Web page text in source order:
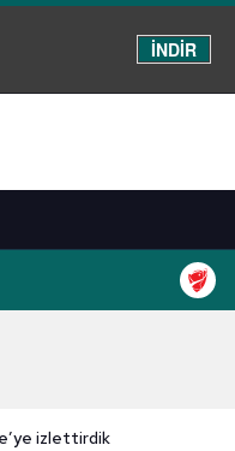
İNDİR
izlettirdik